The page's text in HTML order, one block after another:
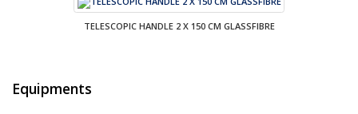
TELESCOPIC HANDLE 2 X 150 CM GLASSFIBRE
Equipments